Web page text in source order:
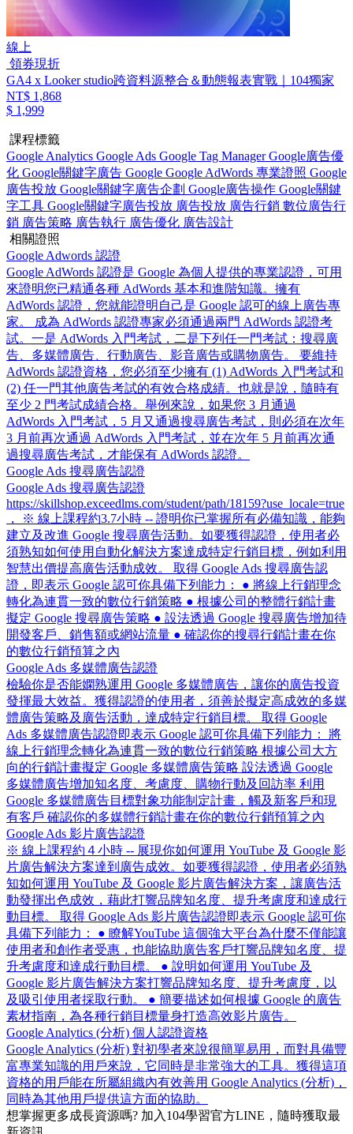
線上
領券現折
GA4 x Looker studio跨資料源整合＆動態報表實戰｜104獨家
NT$ 1,868
$ 1,999
課程標籤
Google Analytics Google Ads Google Tag ManagerGoogle廣告優
化 Google關鍵字廣告 Google Google AdWords 專業證照 Google
廣告投放 Google關鍵字廣告企劃 Google廣告操作 Google關鍵
字工具 Google關鍵字廣告投放 廣告投放 廣告行銷 數位廣告行
銷 廣告策略 廣告執行 廣告優化 廣告設計
相關證照
Google Adwords 認證
Google AdWords 認證是 Google 為個人提供的專業認證，可用
來證明您已精通各種 AdWords 基本和進階知識。擁有
AdWords 認證，您就能證明自己是 Google 認可的線上廣告專
家。 成為 AdWords 認證專家必須通過兩門 AdWords 認證考
試。一是 AdWords 入門考試，二是下列任一門考試：搜尋廣
告、多媒體廣告、行動廣告、影音廣告或購物廣告。 要維持
AdWords 認證資格，您必須至少擁有 (1) AdWords 入門考試和
(2) 任一門其他廣告考試的有效合格成績。也就是說，隨時有
至少 2 門考試成績合格。舉例來說，如果您 3 月通過
AdWords 入門考試，5 月又通過搜尋廣告考試，則必須在次年
3 月前再次通過 AdWords 入門考試，並在次年 5 月前再次通
過搜尋廣告考試，才能保有 AdWords 認證。
Google Ads 搜尋廣告認證
Google Ads 搜尋廣告認證
https://skillshop.exceedlms.com/student/path/18159?use_locale=true
， ※ 線上課程約3.7小時 -- 證明你已掌握所有必備知識，能夠
建立及改進 Google 搜尋廣告活動。如要獲得認證，使用者必
須熟知如何使用自動化解決方案達成特定行銷目標，例如利用
智慧出價提高廣告活動成效。 取得 Google Ads 搜尋廣告認
證，即表示 Google 認可你具備下列能力： ● 將線上行銷理念
轉化為連貫一致的數位行銷策略 ● 根據公司的整體行銷計畫
擬定 Google 搜尋廣告策略 ● 設法透過 Google 搜尋廣告增加待
開發客戶、銷售額或網站流量 ● 確認你的搜尋行銷計畫在你
的數位行銷預算之內
Google Ads 多媒體廣告認證
檢驗你是否能嫻熟運用 Google 多媒體廣告，讓你的廣告投資
發揮最大效益。獲得認證的使用者，須善於擬定高成效的多媒
體廣告策略及廣告活動，達成特定行銷目標。 取得 Google
Ads 多媒體廣告認證即表示 Google 認可你具備下列能力： 將
線上行銷理念轉化為連貫一致的數位行銷策略 根據公司大方
向的行銷計畫擬定 Google 多媒體廣告策略 設法透過 Google
多媒體廣告增加知名度、考慮度、購物行動及回訪率 利用
Google 多媒體廣告目標對象功能制定計畫，觸及新客戶和現
有客戶 確認你的多媒體行銷計畫在你的數位行銷預算之內
Google Ads 影片廣告認證
※ 線上課程約４小時 -- 展現你如何運用 YouTube 及 Google 影
片廣告解決方案達到廣告成效。如要獲得認證，使用者必須熟
知如何運用 YouTube 及 Google 影片廣告解決方案，讓廣告活
動發揮出色成效，藉此打響品牌知名度、提升考慮度和達成行
動目標。 取得 Google Ads 影片廣告認證即表示 Google 認可你
具備下列能力： ● 瞭解YouTube 這個強大平台為什麼不僅能讓
使用者和創作者受惠，也能協助廣告客戶打響品牌知名度、提
升考慮度和達成行動目標。 ● 說明如何運用 YouTube 及
Google 影片廣告解決方案打響品牌知名度、提升考慮度，以
及吸引使用者採取行動。 ● 簡要描述如何根據 Google 的廣告
素材指南，為各種行銷目標量身打造高效影片廣告。
Google Analytics (分析) 個人認證資格
Google Analytics (分析) 對初學者來說很簡單易用，而對具備豐
富專業知識的用戶來說，它同時是非常強大的工具。獲得這項
資格的用戶能在所屬組織內有效善用 Google Analytics (分析)，
同時為其他用戶提供這方面的協助。
想掌握更多成長資源嗎? 加入104學習官方LINE，隨時獲取最